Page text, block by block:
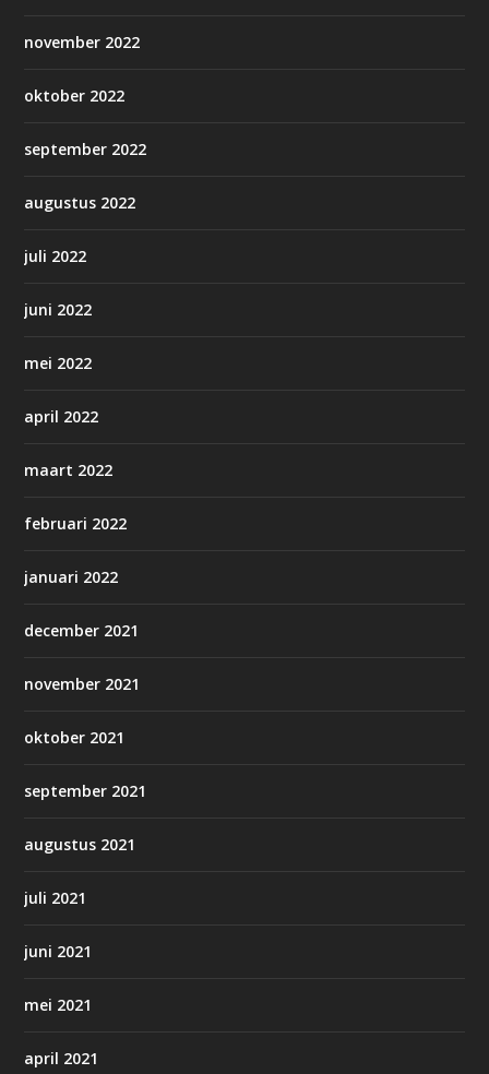
november 2022
oktober 2022
september 2022
augustus 2022
juli 2022
juni 2022
mei 2022
april 2022
maart 2022
februari 2022
januari 2022
december 2021
november 2021
oktober 2021
september 2021
augustus 2021
juli 2021
juni 2021
mei 2021
april 2021